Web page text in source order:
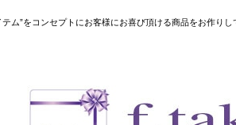
ム”をコンセプトにお客様にお喜び頂ける商品をお作りし